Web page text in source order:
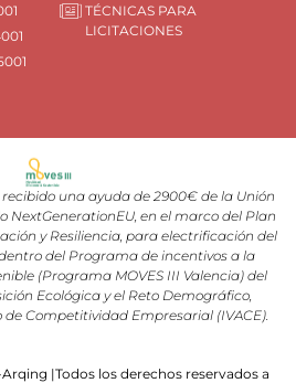
TÉCNICAS PARA
LICITACIONES
recibido una ayuda de 2900€ de la Unión
NextGenerationEU, en el marco del Plan
y Resiliencia, para electrificación del
del Programa de incentivos a la
(Programa MOVES III Valencia) del
Ecológica y el Reto Demográfico,
Competitividad Empresarial (IVACE).
|Todos los derechos reservados a